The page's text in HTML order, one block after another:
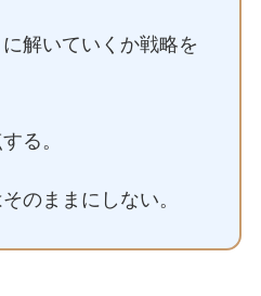
解いていくか戦略を
る。
のままにしない。